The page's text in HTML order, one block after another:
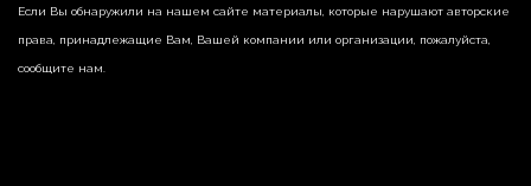
Если Вы обнаружили на нашем сайте материалы, которые нарушают авторские
права, принадлежащие Вам, Вашей компании или организации, пожалуйста,
сообщите нам.